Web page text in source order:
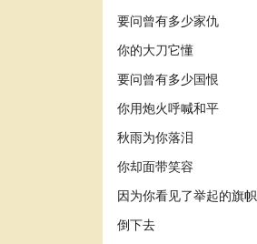
要问曾有多少家仇
你的大刀它懂
要问曾有多少国恨
你用炮火呼喊和平
秋雨为你落泪
你却面带笑容
因为你看见了举起的旗帜
倒下去